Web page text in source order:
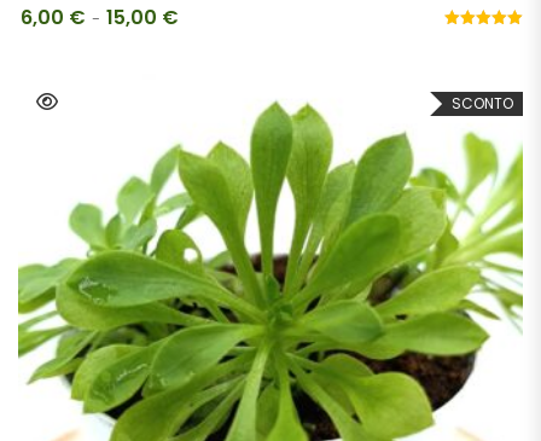
6,00 € - 15,00 € Fascia di prezzo: da 6,00 € a 15,00 €
SCONTO